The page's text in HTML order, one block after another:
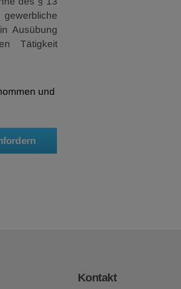
Ausübung
Tätigkeit
und
Kontakt